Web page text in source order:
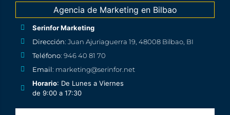
Agencia de Marketing en Bilbao
Serinfor Marketing
Dirección: Juan Ajuriaguerra 19, 48008 Bilbao, BI
Teléfono: 946 40 81 70
Email: marketing@serinfor.net
Horario: De Lunes a Viernes
de 9:00 a 17:30